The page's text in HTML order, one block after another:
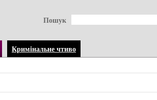
Пошук
Кримінальне чтиво